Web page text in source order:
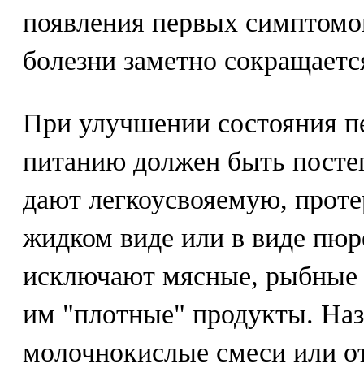
появления первых
болезни заметно
При улучшении состояния
питанию должен быть
дают легкоусвояемую,
жидком виде или в виде
исключают мясные, рыбные
им "плотные" продукты.
молочнокислые смеси или